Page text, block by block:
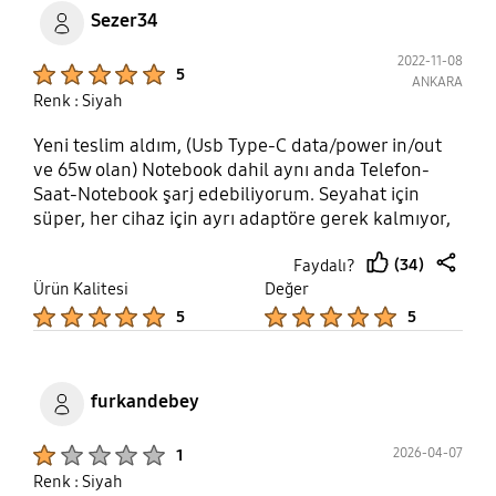
Sezer34
5
2022-11-08
ANKARA
Renk : Siyah
Yeni teslim aldım, (Usb Type-C data/power in/out
ve 65w olan) Notebook dahil aynı anda Telefon-
Saat-Notebook şarj edebiliyorum. Seyahat için
süper, her cihaz için ayrı adaptöre gerek kalmıyor,
kablosu yetiyor. Ayrıca aşırı ısınma gözlemlemedik.
(2022 Kasım ayı itibari ile henüz 855 ₺ ye
bulunabiliyorken almakta yarar var, bir kaç ay
Faydalı?
up
(34)
Ürün Kalitesi
5
Değer
5
furkandebey
1 2026-04-07
Renk : Siyah